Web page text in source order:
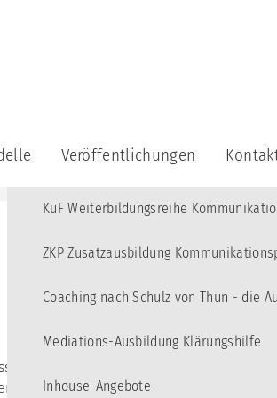
Veröffentlichungen
Veröffentlichungen
Bücher
Videos
Kommunikationsquadrat
Holz
Kontakt
Info-
Brief-
durchs
wir unsere
KuF Weiterbildungsreihe
ZKP Zusatzausbildung
Coaching nach Schulz von Thun - die
Mediations-Ausbildung Klärungshilfe
Inhouse-Angebote